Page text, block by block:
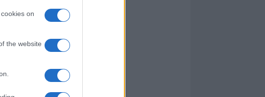
on
the website